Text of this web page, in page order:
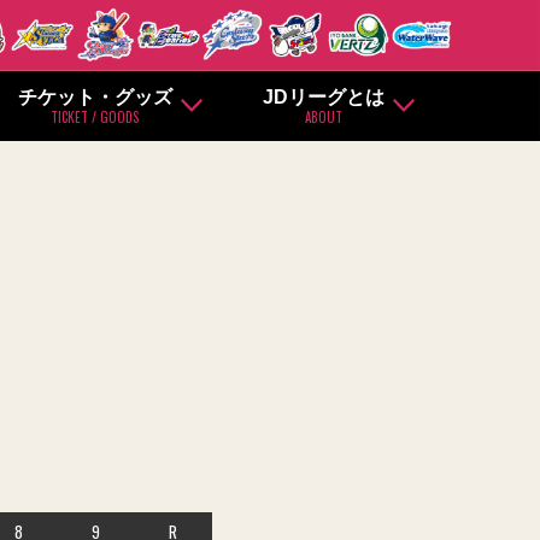
チケット・グッズ
TICKET / GOODS
JDリーグとは
ABOUT
8 9 R